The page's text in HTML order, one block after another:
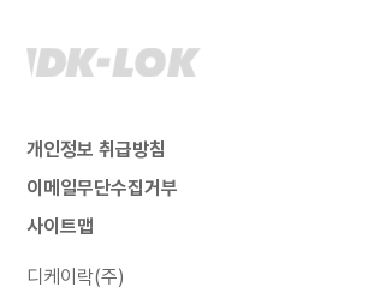
개인정보 취급방침
이메일무단수집거부
사이트맵
디케이락(주)